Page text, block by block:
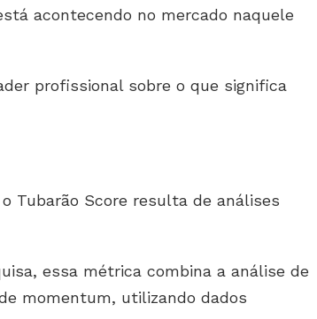
acontecendo no mercado naquele
profissional sobre o que significa
Tubarão Score resulta de análises
essa métrica combina a análise de
momentum, utilizando dados